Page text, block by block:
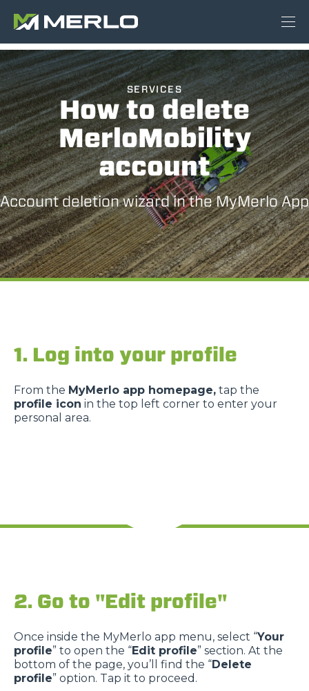
SERVICES
How to delete
MerloMobility
account
Account deletion wizard in the MyMerlo App
1. Log into your profile
From the MyMerlo app homepage, tap the
profile icon in the top left corner to enter your
personal area.
2. Go to "Edit profile"
Once inside the MyMerlo app menu, select “Your
profile” to open the “Edit profile” section. At the
bottom of the page, you’ll find the “Delete
profile” option. Tap it to proceed.